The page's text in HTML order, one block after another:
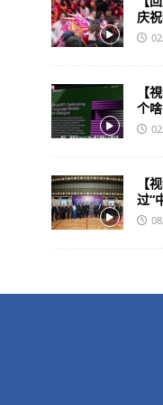
庆
【
个
【
过“